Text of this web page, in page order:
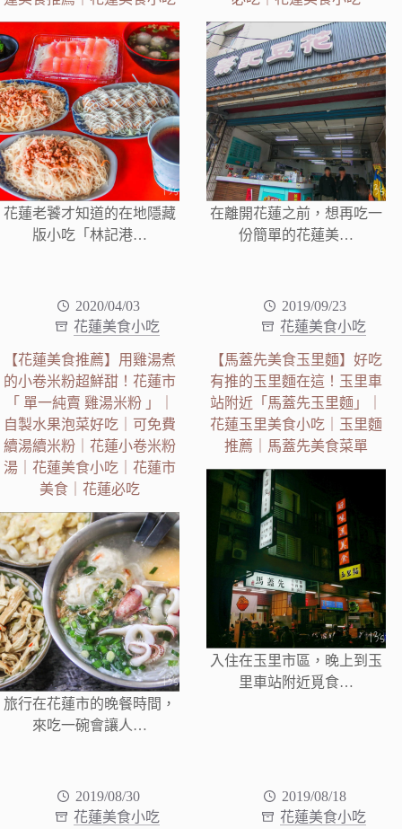
花蓮老饕才知道的在地隱藏
版小吃「林記港…
在離開花蓮之前，想再吃一
份簡單的花蓮美…
2020/04/03
花蓮美食小吃
【花蓮美食推薦】用雞湯煮
的小卷米粉超鮮甜！花蓮市
「 單一純賣 雞湯米粉 」｜
自製水果泡菜好吃｜可免費
續湯續米粉｜花蓮小卷米粉
湯｜花蓮美食小吃｜花蓮市
美食｜花蓮必吃
旅行在花蓮市的晚餐時間，
來吃一碗會讓人…
2019/09/23
花蓮美食小吃
【馬蓋先美食玉里麵】好吃
有推的玉里麵在這！玉里車
站附近「馬蓋先玉里麵」｜
花蓮玉里美食小吃｜玉里麵
推薦｜馬蓋先美食菜單
入住在玉里市區，晚上到玉
里車站附近覓食…
2019/08/30
花蓮美食小吃
2019/08/18
花蓮美食小吃